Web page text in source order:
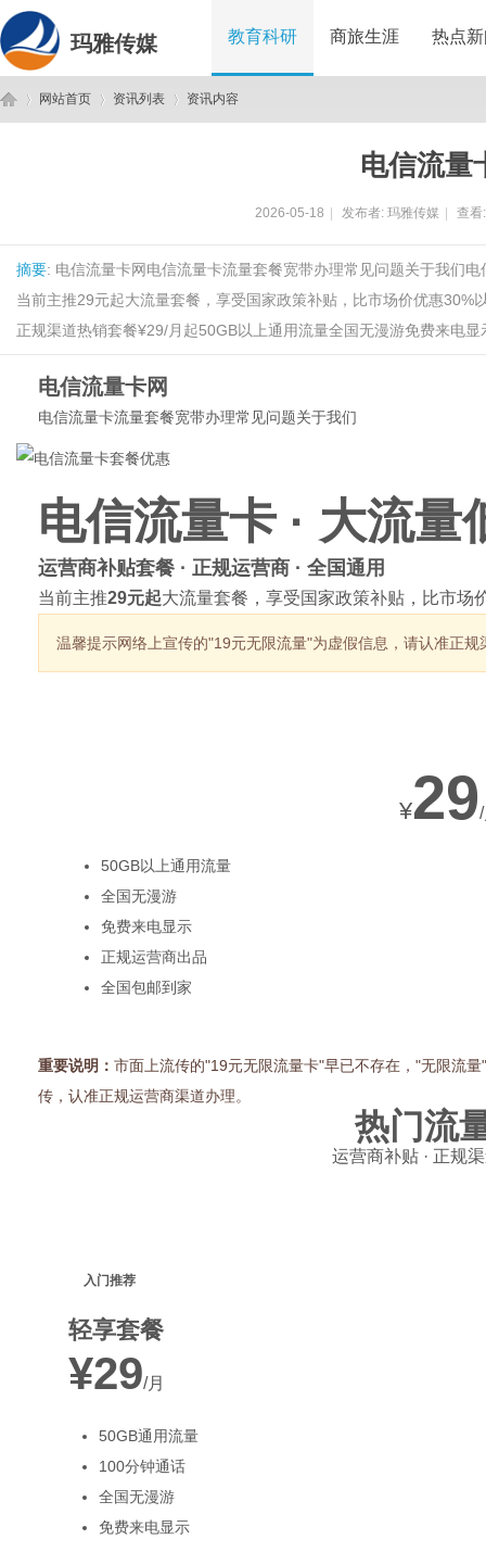
玛雅传媒 教育科研 商旅生涯 热点
网站首页 资讯列表 资讯内容
电信流量
2026-05-18 发布者: 玛雅传媒 查
摘要: 电信流量卡网电信流量卡流量套餐宽带办理常见问题关于我们
当前主推29元起大流量套餐，享受国家政策补贴，比市场价优惠
正规渠道热销套餐¥29/月起50GB以上通用流量全国无漫游免费来电
电信流量卡网
电信流量卡流量套餐宽带办理常见问题关于我们
电信流量卡 · 大流量
运营商补贴套餐 · 正规运营商 · 全国通用
当前主推29元起大流量套餐，享受国家政策补贴，比市场
温馨提示网络上宣传的"19元无限流量"为虚假信息，请认准正规
¥29
50GB以上通用流量
全国无漫游
免费来电显示
正规运营商出品
全国包邮到家
重要说明： 市面上流传的"19元无限流量卡"早已不存在，"无限流
传，认准正规运营商渠道办理。
热门流
运营商补贴 · 正规
入门推荐
轻享套餐
¥29/月
50GB通用流量
100分钟通话
全国无漫游
免费来电显示